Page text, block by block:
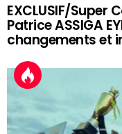
EXCLUSIF/Super
Patrice ASSIGA
changements et